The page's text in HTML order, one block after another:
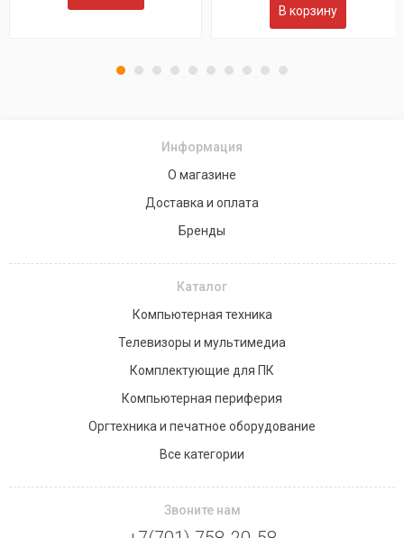
В корзину
Информация
О магазине
Доставка и оплата
Бренды
Каталог
Компьютерная техника
Телевизоры и мультимедиа
Комплектующие для ПК
Компьютерная периферия
Оргтехника и печатное оборудование
Все категории
Звоните нам